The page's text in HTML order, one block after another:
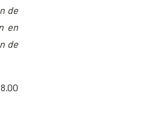
de
en
de